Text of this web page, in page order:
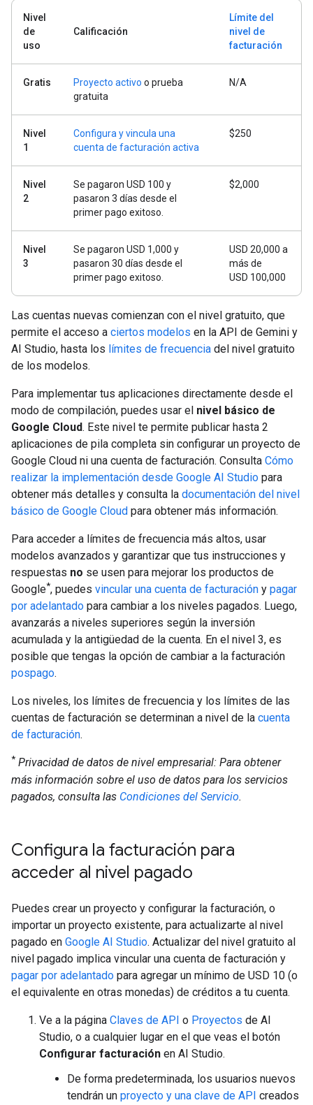
Nivel
de
uso
Calificación
Límite del
nivel de
facturación
Gratis Proyecto activo o prueba
gratuita
N/A
Nivel
1
Configura y vincula una
cuenta de facturación activa
$250
Nivel
2
Se pagaron USD 100 y
pasaron 3 días desde el
primer pago exitoso.
$2,000
Nivel
3
Se pagaron USD 1,000 y
pasaron 30 días desde el
primer pago exitoso.
USD 20,000 a
más de
USD 100,000
Las cuentas nuevas comienzan con el nivel gratuito, que
permite el acceso a ciertos modelos en la API de Gemini y
AI Studio, hasta los límites de frecuencia del nivel gratuito
de los modelos.
Para implementar tus aplicaciones directamente desde el
modo de compilación, puedes usar el nivel básico de
Google Cloud. Este nivel te permite publicar hasta 2
aplicaciones de pila completa sin configurar un proyecto de
Google Cloud ni una cuenta de facturación. Consulta Cómo
realizar la implementación desde Google AI Studio para
obtener más detalles y consulta la documentación del nivel
básico de Google Cloud para obtener más información.
Para acceder a límites de frecuencia más altos, usar
modelos avanzados y garantizar que tus instrucciones y
respuestas no se usen para mejorar los productos de
Google*, puedes vincular una cuenta de facturación y pagar
por adelantado para cambiar a los niveles pagados. Luego,
avanzarás a niveles superiores según la inversión
acumulada y la antigüedad de la cuenta. En el nivel 3, es
posible que tengas la opción de cambiar a la facturación
pospago.
Los niveles, los límites de frecuencia y los límites de las
cuentas de facturación se determinan a nivel de la cuenta
de facturación.
* Privacidad de datos de nivel empresarial: Para obtener
más información sobre el uso de datos para los servicios
pagados, consulta las Condiciones del Servicio.
Configura la facturación para
acceder al nivel pagado
Puedes crear un proyecto y configurar la facturación, o
importar un proyecto existente, para actualizarte al nivel
pagado en Google AI Studio. Actualizar del nivel gratuito al
nivel pagado implica vincular una cuenta de facturación y
pagar por adelantado para agregar un mínimo de USD 10 (o
el equivalente en otras monedas) de créditos a tu cuenta.
Ve a la página Claves de API o Proyectos de AI
Studio, o a cualquier lugar en el que veas el botón
Configurar facturación en AI Studio.
De forma predeterminada, los usuarios nuevos
tendrán un proyecto y una clave de API creados